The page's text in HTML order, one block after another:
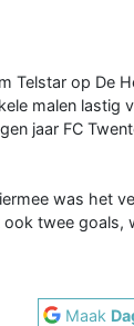
Telstar op De
malen lastig
jaar FC
was het
twee goals,
Maak